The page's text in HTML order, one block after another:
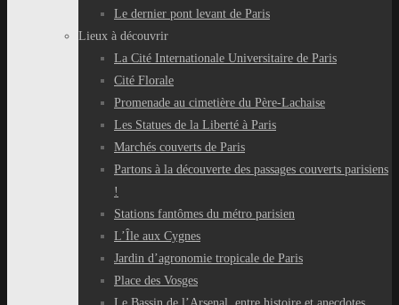
Le dernier pont levant de Paris
Lieux à découvrir
La Cité Internationale Universitaire de Paris
Cité Florale
Promenade au cimetière du Père-Lachaise
Les Statues de la Liberté à Paris
Marchés couverts de Paris
Partons à la découverte des passages couverts parisiens
!
Stations fantômes du métro parisien
L’Île aux Cygnes
Jardin d’agronomie tropicale de Paris
Place des Vosges